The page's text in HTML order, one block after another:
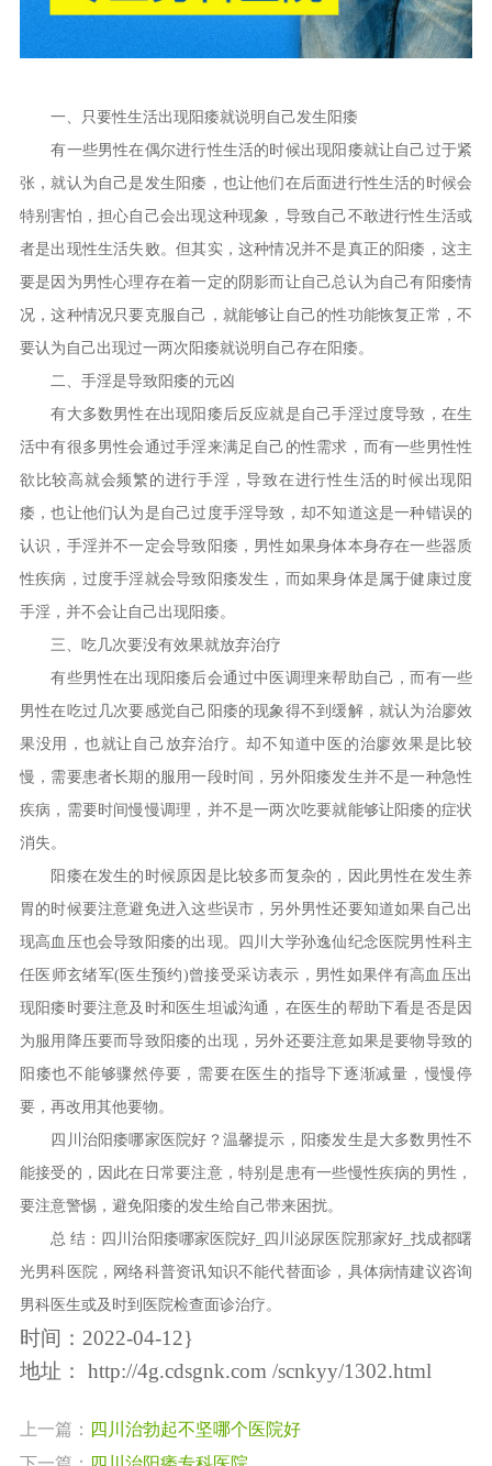
一、只要性生活出现阳痿就说明自己发生阳痿
有一些男性在偶尔进行性生活的时候出现阳痿就让自己过于紧
张，就认为自己是发生阳痿，也让他们在后面进行性生活的时候会
特别害怕，担心自己会出现这种现象，导致自己不敢进行性生活或
者是出现性生活失败。但其实，这种情况并不是真正的阳痿，这主
要是因为男性心理存在着一定的阴影而让自己总认为自己有阳痿情
况，这种情况只要克服自己，就能够让自己的性功能恢复正常，不
要认为自己出现过一两次阳痿就说明自己存在阳痿。
二、手淫是导致阳痿的元凶
有大多数男性在出现阳痿后反应就是自己手淫过度导致，在生
活中有很多男性会通过手淫来满足自己的性需求，而有一些男性性
欲比较高就会频繁的进行手淫，导致在进行性生活的时候出现阳
痿，也让他们认为是自己过度手淫导致，却不知道这是一种错误的
认识，手淫并不一定会导致阳痿，男性如果身体本身存在一些器质
性疾病，过度手淫就会导致阳痿发生，而如果身体是属于健康过度
手淫，并不会让自己出现阳痿。
三、吃几次要没有效果就放弃治疗
有些男性在出现阳痿后会通过中医调理来帮助自己，而有一些
男性在吃过几次要感觉自己阳痿的现象得不到缓解，就认为治廖效
果没用，也就让自己放弃治疗。却不知道中医的治廖效果是比较
慢，需要患者长期的服用一段时间，另外阳痿发生并不是一种急性
疾病，需要时间慢慢调理，并不是一两次吃要就能够让阳痿的症状
消失。
阳痿在发生的时候原因是比较多而复杂的，因此男性在发生养
胃的时候要注意避免进入这些误市，另外男性还要知道如果自己出
现高血压也会导致阳痿的出现。四川大学孙逸仙纪念医院男性科主
任医师玄绪军(医生预约)曾接受采访表示，男性如果伴有高血压出
现阳痿时要注意及时和医生坦诚沟通，在医生的帮助下看是否是因
为服用降压要而导致阳痿的出现，另外还要注意如果是要物导致的
阳痿也不能够骤然停要，需要在医生的指导下逐渐减量，慢慢停
要，再改用其他要物。
四川治阳痿哪家医院好？温馨提示，阳痿发生是大多数男性不
能接受的，因此在日常要注意，特别是患有一些慢性疾病的男性，
要注意警惕，避免阳痿的发生给自己带来困扰。
总 结：四川治阳痿哪家医院好_四川泌尿医院那家好_找成都曙
光男科医院，网络科普资讯知识不能代替面诊，具体病情建议咨询
男科医生或及时到医院检查面诊治疗。
时间：2022-04-12}
地址：
http://4g.cdsgnk.com /scnkyy/1302.html
上一篇： 四川治勃起不坚哪个医院好